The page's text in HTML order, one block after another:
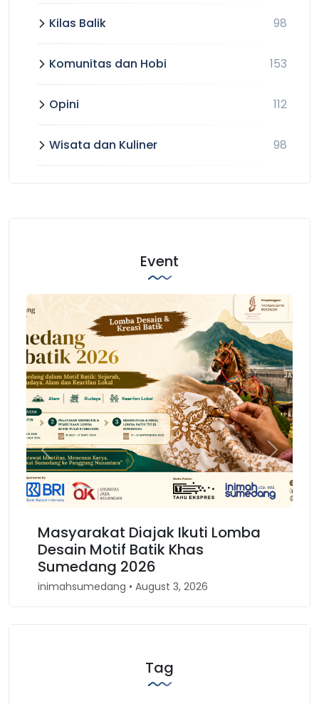
Kilas Balik 98
Komunitas dan Hobi 153
Opini 112
Wisata dan Kuliner 98
Event
Masyarakat Diajak Ikuti Lomba
Desain Motif Batik Khas
Sumedang 2026
inimahsumedang • August 3, 2026
Previous Next
Tag